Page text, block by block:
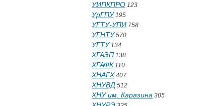
УИПКПРО 123
УрГПУ195
УГТУ-УПИ 758
УГНТУ570
УГТУ134
ХГАЭП 138
ХГАФК 110
ХНАГХ 407
ХНУВД 512
ХНУ им. Каразина 305